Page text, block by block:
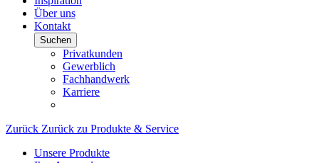
Über uns
Kontakt
Suchen
Privatkunden
Gewerblich
Fachhandwerk
Karriere
Zurück Zurück zu Produkte & Service
Unsere Produkte